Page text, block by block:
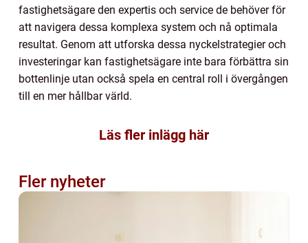
fastighetsägare den expertis och service de behöver för
att navigera dessa komplexa system och nå optimala
resultat. Genom att utforska dessa nyckelstrategier och
investeringar kan fastighetsägare inte bara förbättra sin
bottenlinje utan också spela en central roll i övergången
till en mer hållbar värld.
Läs fler inlägg här
Fler nyheter